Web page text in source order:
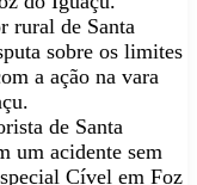
rural de Santa
sobre os limites
a ação na vara
de Santa
um acidente sem
Cível em Foz